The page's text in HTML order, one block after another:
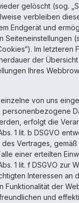
gelöscht (sog.
verbleiben
Endgerät und
Seiteneinstellungen
Im letzteren
der
Ihres
von uns
personenbezogene
erfolgt die
1 lit. b DSGVO
Vertrages, gemäß
einer erteilten
1 lit. f DSGVO zur
Interessen an
Funktionalität der
und